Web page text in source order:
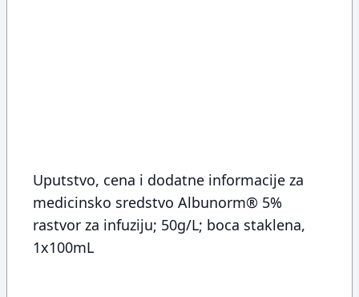
Uputstvo, cena i dodatne informacije za
medicinsko sredstvo Albunorm® 5%
rastvor za infuziju; 50g/L; boca staklena,
1x100mL